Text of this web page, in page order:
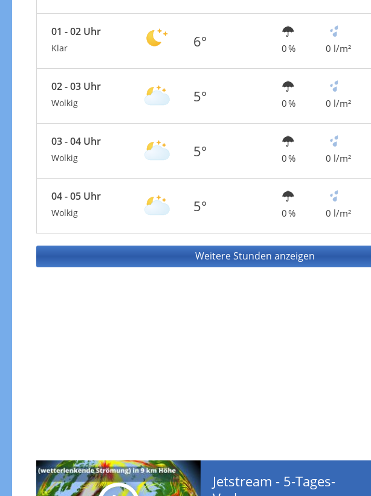
01 - 02 Uhr
Klar 6° 0 % 0 l/m²
02 - 03 Uhr
Wolkig 5° 0 % 0 l/m²
03 - 04 Uhr
Wolkig 5° 0 % 0 l/m²
04 - 05 Uhr
Wolkig 5° 0 % 0 l/m²
Weitere Stunden anzeigen
Jetstream - 5-Tages-